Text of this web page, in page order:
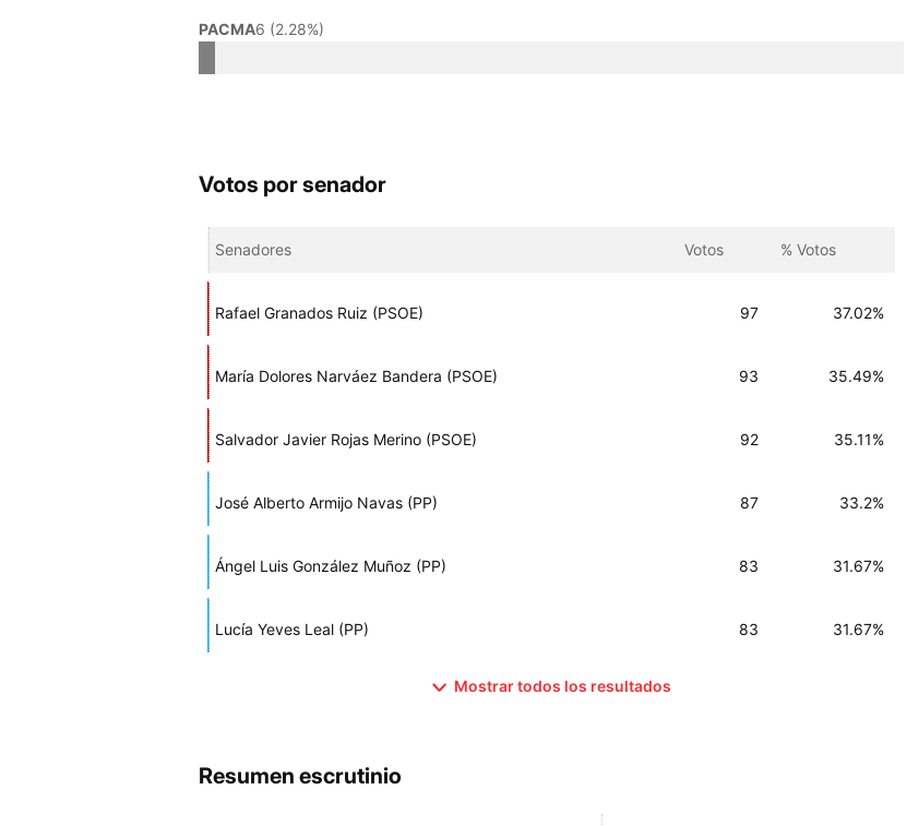
PACMA6 (2.28%)
Votos por senador
Senadores Votos % Votos
Rafael Granados Ruiz (PSOE) 97 37.02%
María Dolores Narváez Bandera (PSOE) 93 35.49%
Salvador Javier Rojas Merino (PSOE) 92 35.11%
José Alberto Armijo Navas (PP) 87 33.2%
Ángel Luis González Muñoz (PP) 83 31.67%
Lucía Yeves Leal (PP) 83 31.67%
Mostrar todos los resultados
Resumen escrutinio